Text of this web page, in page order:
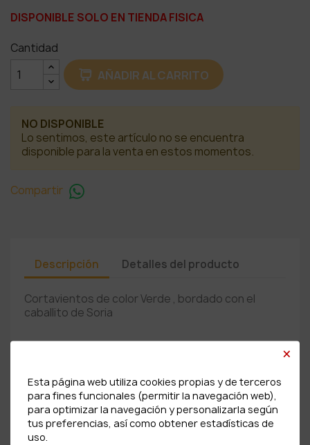
DISPONIBLE SOLO EN TIENDA FISICA
Cantidad
AÑADIR AL CARRITO
NO DISPONIBLE
Lo sentimos, este artículo no se encuentra
disponible para la venta en estos momentos.
Compartir
Descripción Detalles del producto
Cortavientos de color Verde , bordado con el
caballito de Soria
PRODUCTOS RELACIONADOS
×
Esta página web utiliza cookies propias y de terceros
para fines funcionales (permitir la navegación web),
para optimizar la navegación y personalizarla según
tus preferencias, así como obtener estadísticas de
uso.